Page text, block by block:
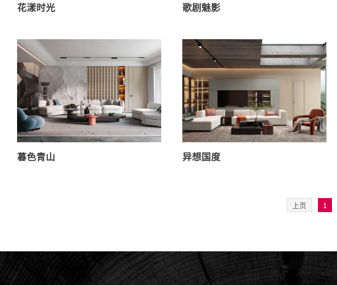
花漾时光 歌剧魅影
暮色青山 异想国度
上页 1